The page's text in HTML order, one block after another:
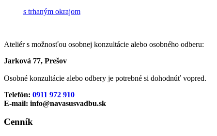
s trhaným okrajom
Ateliér s možnosťou osobnej konzultácie alebo osobného odberu:
Jarková 77, Prešov
Osobné konzultácie alebo odbery je potrebné si dohodnúť vopred.
Telefón: 0911 972 910
E-mail: info@navasusvadbu.sk
Cenník